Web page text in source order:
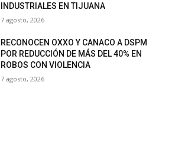
INDUSTRIALES EN TIJUANA
7 agosto, 2026
RECONOCEN OXXO Y CANACO A DSPM
POR REDUCCIÓN DE MÁS DEL 40% EN
ROBOS CON VIOLENCIA
7 agosto, 2026